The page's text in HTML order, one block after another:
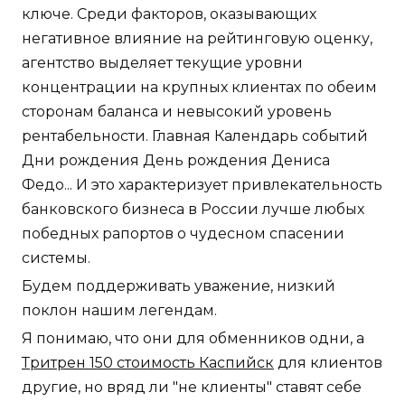
ключе. Среди факторов, оказывающих
негативное влияние на рейтинговую оценку,
агентство выделяет текущие уровни
концентрации на крупных клиентах по обеим
сторонам баланса и невысокий уровень
рентабельности. Главная Календарь событий
Дни рождения День рождения Дениса
Федо... И это характеризует привлекательность
банковского бизнеса в России лучше любых
победных рапортов о чудесном спасении
системы.
Будем поддерживать уважение, низкий
поклон нашим легендам.
Я понимаю, что они для обменников одни, а
Тритрен 150 стоимость Каспийск для клиентов
другие, но вряд ли "не клиенты" ставят себе